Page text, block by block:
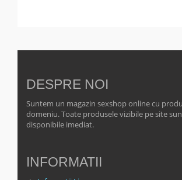
DESPRE NOI
Suntem un magazin sexshop online cu
domeniu. Toate produsele vizibile pe site
disponibile imediat.
INFORMATII